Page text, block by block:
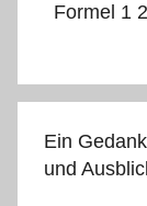
Formel 1
Ein
und